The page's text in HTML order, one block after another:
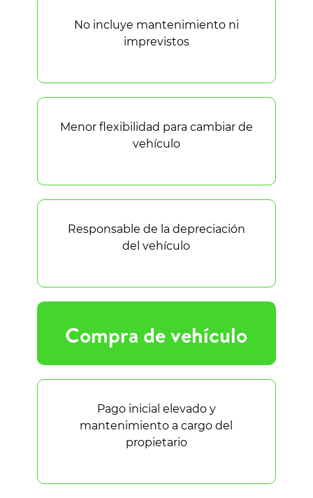
Compra de vehículo
No incluye mantenimiento ni
imprevistos
Pago inicial elevado y
mantenimiento a cargo del
propietario
Menor flexibilidad para cambiar de
vehículo
Responsable de la depreciación
del vehículo